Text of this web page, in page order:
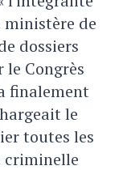
ministère de
dossiers
Congrès
finalement
le
toutes les
criminelle